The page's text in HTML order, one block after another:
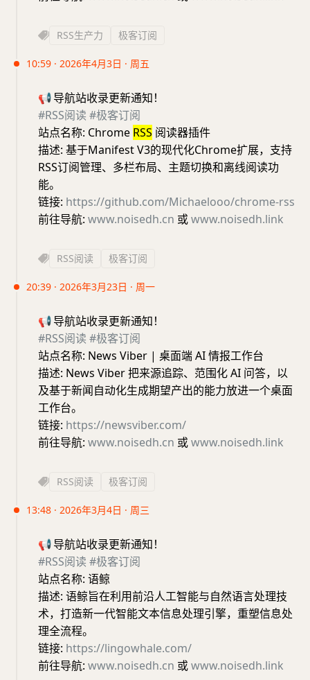
RSS生产力 极客订阅
10:59 · 2026年4月3日 · 周五
📢导航站收录更新通知！
#RSS阅读 #极客订阅
站点名称: Chrome RSS 阅读器插件
描述: 基于Manifest V3的现代化Chrome扩展，支持
RSS订阅管理、多栏布局、主题切换和离线阅读功
能。
链接: https://github.com/Michaelooo/chrome-rss
前往导航: www.noisedh.cn 或www.noisedh.link
RSS阅读 极客订阅
20:39 · 2026年3月23日 · 周一
📢导航站收录更新通知！
#RSS阅读 #极客订阅
站点名称: News Viber | 桌面端 AI 情报工作台
描述: News Viber 把来源追踪、范围化 AI 问答，以
及基于新闻自动化生成期望产出的能力放进一个桌面
工作台。
链接: https://newsviber.com/
前往导航: www.noisedh.cn 或www.noisedh.link
RSS阅读 极客订阅
13:48 · 2026年3月4日 · 周三
📢导航站收录更新通知！
#RSS阅读 #极客订阅
站点名称: 语鲸
描述: 语鲸旨在利用前沿人工智能与自然语言处理技
术，打造新一代智能文本信息处理引擎，重塑信息处
理全流程。
链接: https://lingowhale.com/
前往导航: www.noisedh.cn 或www.noisedh.link